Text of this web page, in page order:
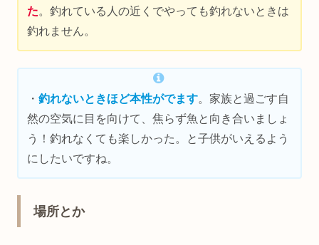
た。釣れている人の近くでやっても釣れないときは
釣れません。
・釣れないときほど本性がでます。家族と過ごす自
然の空気に目を向けて、焦らず魚と向き合いましょ
う！釣れなくても楽しかった。と子供がいえるよう
にしたいですね。
場所とか